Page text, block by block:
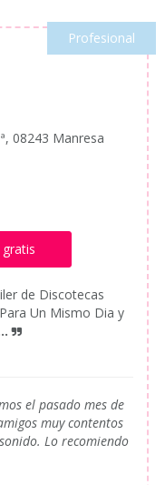
Profesional
08243 Manresa
de Discotecas
Un Mismo Dia y
el pasado mes de
muy contentos
Lo recomiendo